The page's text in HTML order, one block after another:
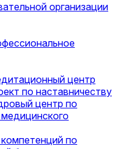
организации
центр
по наставничеству
центр по
по